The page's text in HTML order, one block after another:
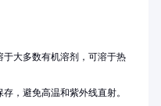
于大多数有机溶剂，可溶于热
，避免高温和紫外线直射。